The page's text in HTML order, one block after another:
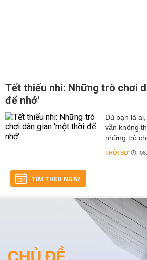
Tết thiếu nhi: Những trò chơi
để nhớ'
Dù bạn là
vẫn không
những trò
THỜI SỰ
TÌM THEO NGÀY